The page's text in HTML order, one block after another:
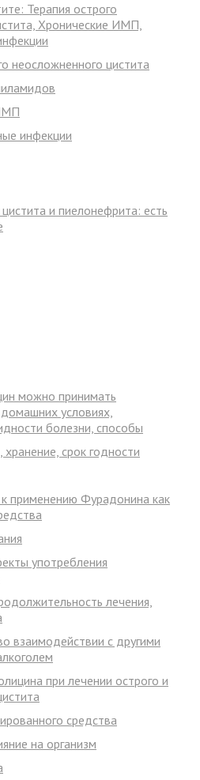
Терапия острого
Хронические ИМП,
неосложненного цистита
инфекции
и пиелонефрита: есть
можно принимать
условиях,
болезни, способы
срок годности
применению Фурадонина как
употребления
лечения,
взаимодействии с другими
при лечении острого и
средства
на организм